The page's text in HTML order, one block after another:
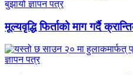
मूल्यवृद्धि फिर्ताको माग गर्दै